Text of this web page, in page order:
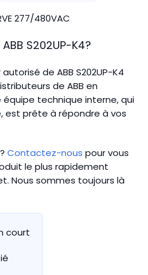
277/480VAC
ABB S202UP-K4?
de ABB S202UP-K4
de ABB en
équipe technique interne, qui
prête à répondre à vos
Contactez-nous pour vous
le plus rapidement
Nous sommes toujours là
court